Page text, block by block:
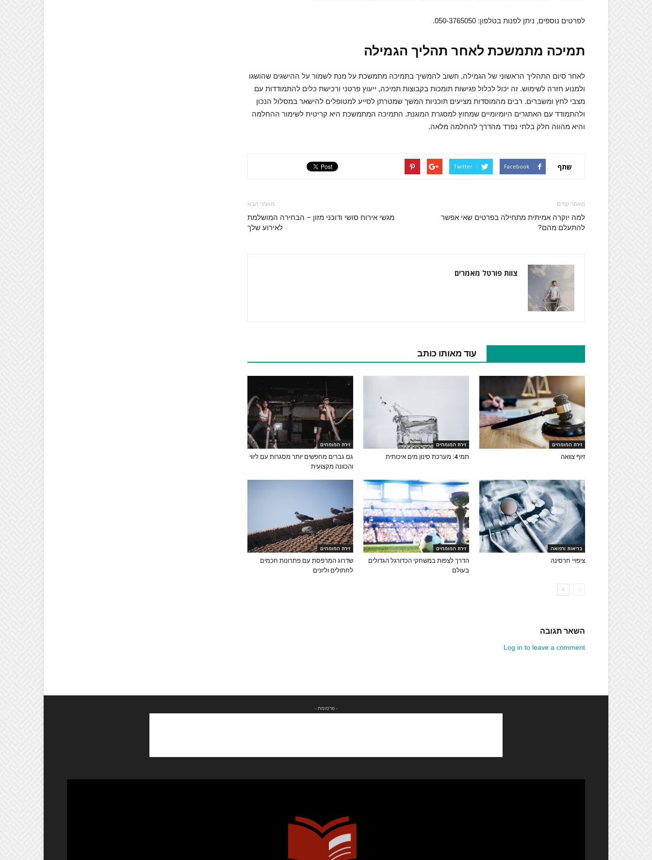
לפרטים נוספים, ניתן לפנות בטלפון: 050-3765050.
תמיכה מתמשכת לאחר תהליך הגמילה
לאחר סיום התהליך הראשוני של הגמילה, חשוב להמשיך בתמיכה מתמשכת על מנת לשמור על ההישגים שהושגו
ולמנוע חזרה לשימוש. זה יכול לכלול פגישות תומכות בקבוצות תמיכה, ייעוץ פרטני ורכישת כלים להתמודדות עם
מצבי לחץ ומשברים. רבים מהמוסדות מציעים תוכניות המשך שמטרתן לסייע למטופלים להישאר במסלול הנכון
ולהתמודד עם האתגרים היומיומיים שמחוץ למסגרת המוגנת. התמיכה המתמשכת היא קריטית לשימור ההחלמה
והיא מהווה חלק בלתי נפרד מהדרך להחלמה מלאה.
שתף Facebook
Twitter
מאמר קודם
למה יוקרה אמיתית מתחילה בפרטים שאי אפשר
להתעלם מהם?
מאמר הבא
מגשי אירוח סושי ודוכני מזון – הבחירה המושלמת
לאירוע שלך
צוות פורטל מאמרים
עוד מאותו כותב
זירת המומחים
זיוף צוואה
זירת המומחים
תמי 4: מערכת סינון מים איכותית
זירת המומחים
גם גברים מחפשים יותר מסגרות עם ליווי
והכוונה מקצועית
בריאות ורפואה
ציפויי חרסינה
זירת המומחים
הדרך לצפות במשחקי הכדורגל הגדולים
בעולם
זירת המומחים
שדרוג המרפסת עם פתרונות חכמים
לחתולים וליונים
השאר תגובה
Log in to leave a comment
- פרסומת -